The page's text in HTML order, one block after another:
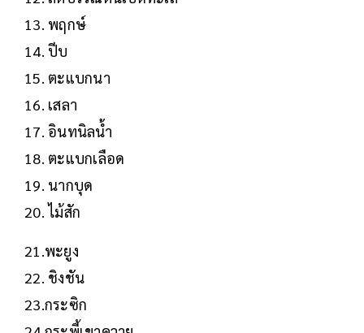
13. พฤกษ์
14. ปีบ
15. ตะแบกนา
16. เสลา
17. อินทนิลน้ำ
18. ตะแบกเลือด
19. นากบุด
20. ไม้สัก
21.พะยูง
22. ชิงชัน
23.กระซิก